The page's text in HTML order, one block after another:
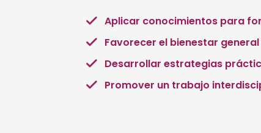
Aplicar conocimientos para
Favorecer el bienestar
Desarrollar estrategias
Promover un trabajo